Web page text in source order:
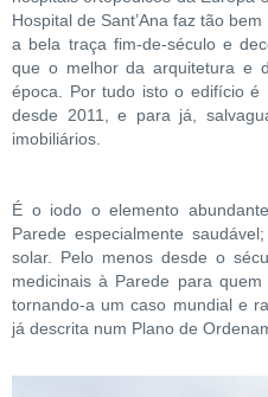
Hospital de Sant’Ana faz tão
a bela traça fim-de-século e
que o melhor da arquitetura e
época. Por tudo isto o edifício é
desde 2011, e para já,
imobiliários.
É o iodo o elemento
Parede especialmente
solar. Pelo menos desde o
medicinais à Parede para
tornando-a um caso mundial e
já descrita num Plano de